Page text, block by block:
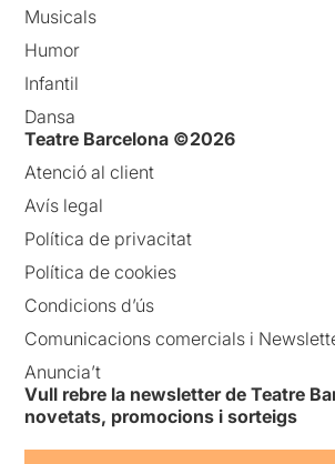
Musicals
Humor
Infantil
Dansa
Teatre Barcelona ©2026
Atenció al client
Avís legal
Política de privacitat
Política de cookies
Condicions d’ús
Comunicacions comercials i
Anuncia’t
Vull rebre la newsletter de Teatre
novetats, promocions i sorteigs